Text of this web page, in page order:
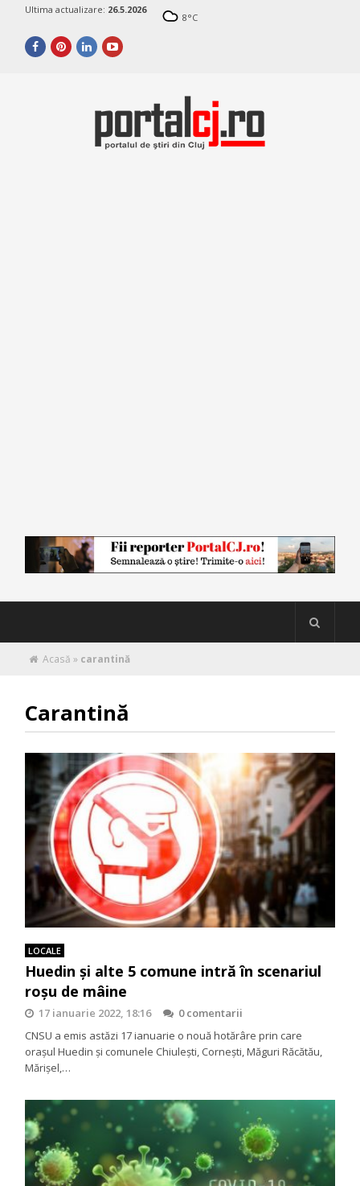
Ultima actualizare: 26.5.2026
8°C
Acasă » carantină
Carantină
LOCALE
Huedin și alte 5 comune intră în scenariul
roșu de mâine
17 ianuarie 2022, 18:16
0 comentarii
CNSU a emis astăzi 17 ianuarie o nouă hotărâre prin care
orașul Huedin și comunele Chiulești, Cornești, Măguri Răcătău,
Mărișel,…